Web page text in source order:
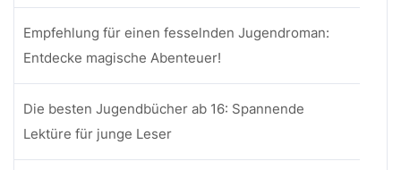
Empfehlung für einen fesselnden Jugendroman:
Entdecke magische Abenteuer!
Die besten Jugendbücher ab 16: Spannende
Lektüre für junge Leser